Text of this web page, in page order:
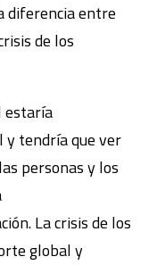
diferencia entre
de los
estaría
y tendría que ver
personas y los
La crisis de los
global y